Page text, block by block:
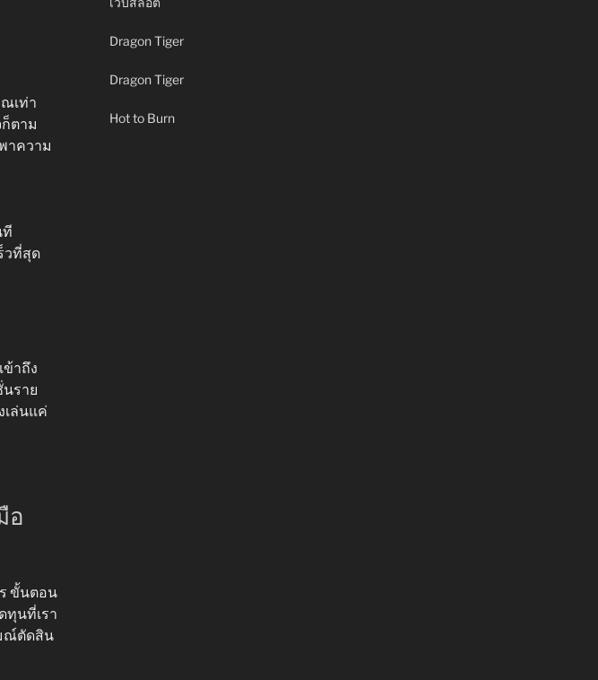
เท่า
ตาม
าความ
ที
วที่สุด
าถึง
ราย
เล่นแค่
อ
ขั้นตอน
ทุนที่เรา
ณ์ตัดสิน
Dragon Tiger
Dragon Tiger
Hot to Burn